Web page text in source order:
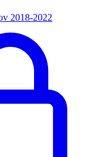
2018-2022